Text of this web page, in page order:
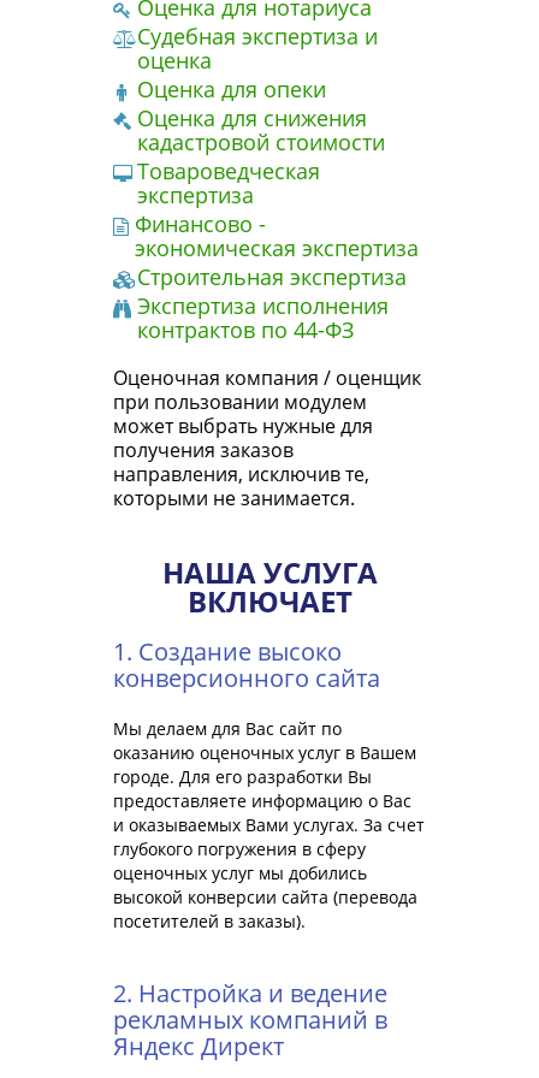
Оценка для нотариуса
Судебная экспертиза и
оценка
Оценка для опеки
Оценка для снижения
кадастровой стоимости
Товароведческая
экспертиза
Финансово -
экономическая экспертиза
Строительная экспертиза
Экспертиза исполнения
контрактов по 44-ФЗ
Оценочная компания / оценщик
при пользовании модулем
может выбрать нужные для
получения заказов
направления, исключив те,
которыми не занимается.
НАША УСЛУГА
ВКЛЮЧАЕТ
1. Создание высоко
конверсионного сайта
Мы делаем для Вас сайт по
оказанию оценочных услуг в Вашем
городе. Для его разработки Вы
предоставляете информацию о Вас
и оказываемых Вами услугах. За счет
глубокого погружения в сферу
оценочных услуг мы добились
высокой конверсии сайта (перевода
посетителей в заказы).
2. Настройка и ведение
рекламных компаний в
Яндекс Директ